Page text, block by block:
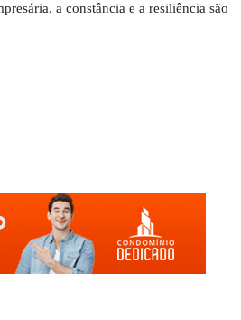
a constância e a resiliência são